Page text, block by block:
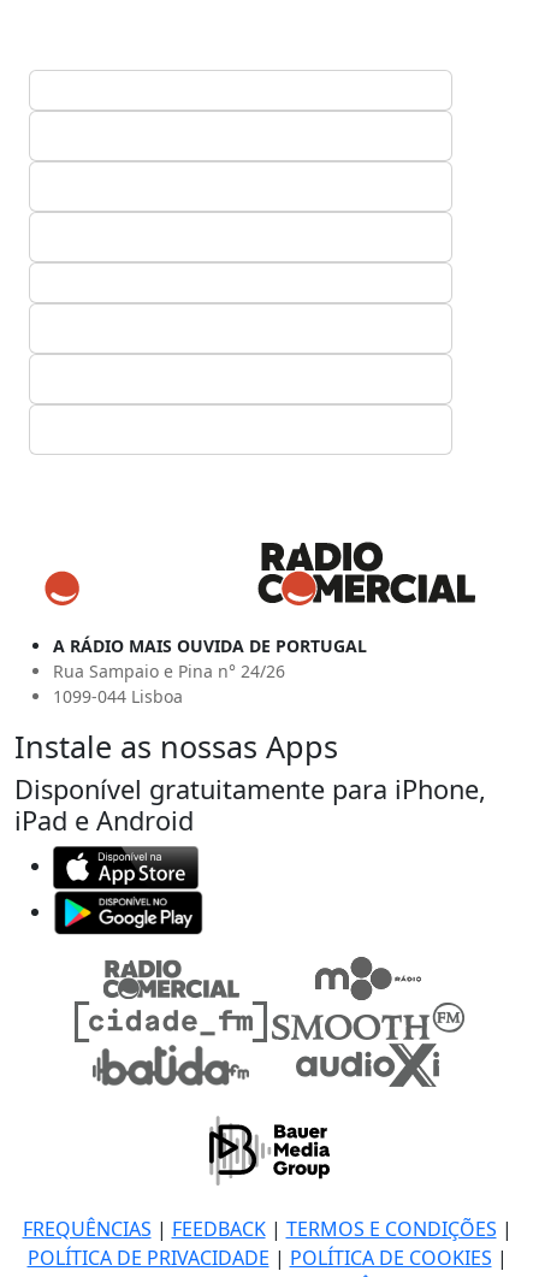
A RÁDIO MAIS OUVIDA DE PORTUGAL
Rua Sampaio e Pina n° 24/26
1099-044 Lisboa
Instale as nossas Apps
Disponível gratuitamente para iPhone,
iPad e Android
FREQUÊNCIAS | FEEDBACK| TERMOS E CONDIÇÕES |
POLÍTICA DE PRIVACIDADE | POLÍTICA DE COOKIES |